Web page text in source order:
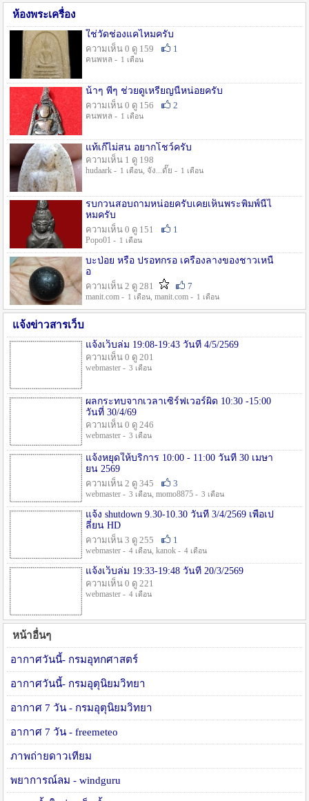
ห้องพระเครื่อง
ใช่วัดช่องแคไหมครับ
ความเห็น 0 ดู 159
1
คนพหล - 1 เดือน
น้าๆ พี่ๆ ช่วยดูเหรียญนี้หน่อยครับ
ความเห็น 0 ดู 156
2
คนพหล - 1 เดือน
แท้เก๊ไม่สน อยากโชว์ครับ
ความเห็น 1 ดู 198
hudaark - 1 เดือน, จัง...ดั๊ย - 1 เดือน
รบกวนสอบถามหน่อยครับเคยเห็นพระพิมพ์นี้ไ
หมครับ
ความเห็น 0 ดู 151
1
Popo01 - 1 เดือน
บะป่อย หรือ ปรอทกรอ เครื่องลางของชาวเหนื
อ
ความเห็น 2 ดู 281
7
manit.com - 1 เดือน, manit.com - 1 เดือน
แจ้งข่าวสารเว็บ
แจ้งเว็บล่ม 19:08-19:43 วันที่ 4/5/2569
ความเห็น 0 ดู 201
webmaster - 3 เดือน
ผลกระทบจากเวลาเซิร์ฟเวอร์ผิด 10:30 -15:00
วันที่ 30/4/69
ความเห็น 0 ดู 246
webmaster - 3 เดือน
แจ้งหยุดให้บริการ 10:00 - 11:00 วันที่ 30 เมษา
ยน 2569
ความเห็น 2 ดู 345
3
webmaster - 3 เดือน, momo8875 - 3 เดือน
แจ้ง shutdown 9.30-10.30 วันที่ 3/4/2569 เพื่อเป
ลี่ยน HD
ความเห็น 3 ดู 255
1
webmaster - 4 เดือน, kanok - 4 เดือน
แจ้งเว็บล่ม 19:33-19:48 วันที่ 20/3/2569
ความเห็น 0 ดู 221
webmaster - 4 เดือน
หน้าอื่นๆ
อากาศวันนี้- กรมอุทกศาสตร์
อากาศวันนี้- กรมอุตุนิยมวิทยา
อากาศ 7 วัน - กรมอุตุนิยมวิทยา
อากาศ 7 วัน - freemeteo
ภาพถ่ายดาวเทียม
พยาการณ์ลม - windguru